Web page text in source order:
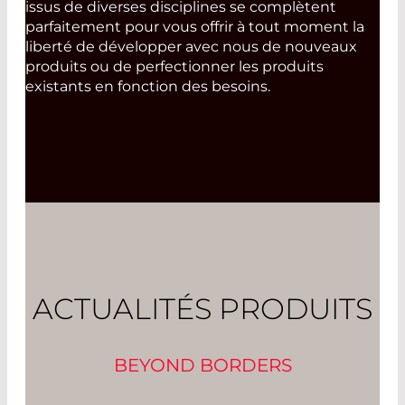
issus de diverses disciplines se complètent
parfaitement pour vous offrir à tout moment la
liberté de développer avec nous de nouveaux
produits ou de perfectionner les produits
existants en fonction des besoins.
ACTUALITÉS PRODUITS
BEYOND BORDERS